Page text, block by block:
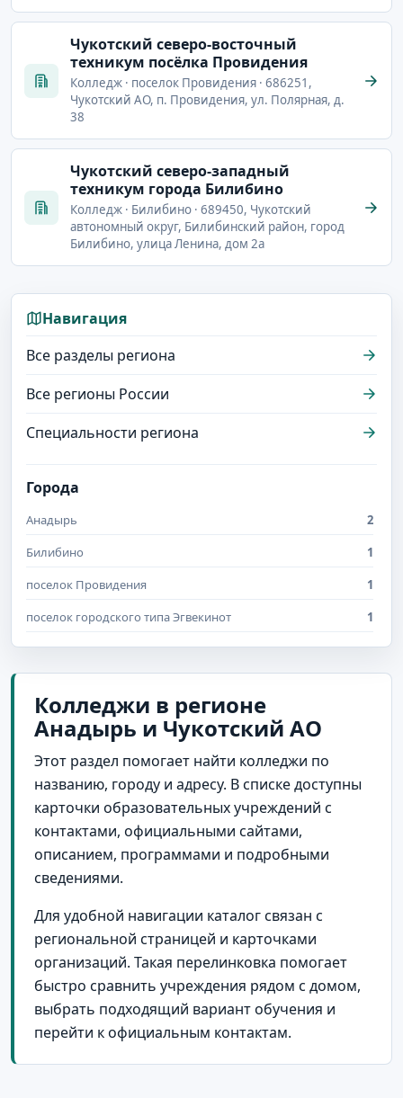
Чукотский северо-восточный
техникум посёлка Провидения
Колледж · поселок Провидения · 686251,
Чукотский АО, п. Провидения, ул. Полярная, д.
38
Чукотский северо-западный
техникум города Билибино
Колледж · Билибино · 689450, Чукотский
автономный округ, Билибинский район, город
Билибино, улица Ленина, дом 2а
Навигация
Все разделы региона
Все регионы России
Специальности региона
Города
Анадырь
2
Билибино
1
поселок Провидения
1
поселок городского типа Эгвекинот
1
Колледжи в регионе
Анадырь и Чукотский АО
Этот раздел помогает найти колледжи по
названию, городу и адресу. В списке доступны
карточки образовательных учреждений с
контактами, официальными сайтами,
описанием, программами и подробными
сведениями.
Для удобной навигации каталог связан с
региональной страницей и карточками
организаций. Такая перелинковка помогает
быстро сравнить учреждения рядом с домом,
выбрать подходящий вариант обучения и
перейти к официальным контактам.